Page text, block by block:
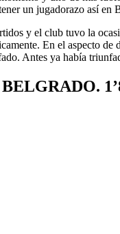
un jugadorazo así en
y el club tuvo la
En el aspecto
Antes ya había